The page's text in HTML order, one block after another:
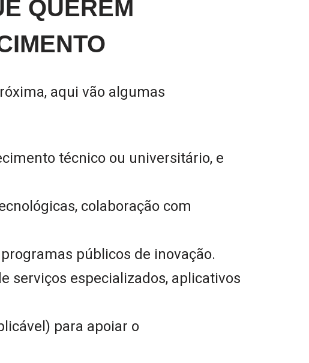
QUEREM
aqui vão algumas
técnico ou universitário, e
colaboração com
públicos de inovação.
serviços especializados, aplicativos
para apoiar o